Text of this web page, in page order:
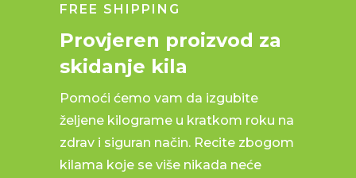
FREE SHIPPING
Provjeren proizvod za
skidanje kila
Pomoći ćemo vam da izgubite
željene kilograme u kratkom roku na
zdrav i siguran način. Recite zbogom
kilama koje se više nikada neće